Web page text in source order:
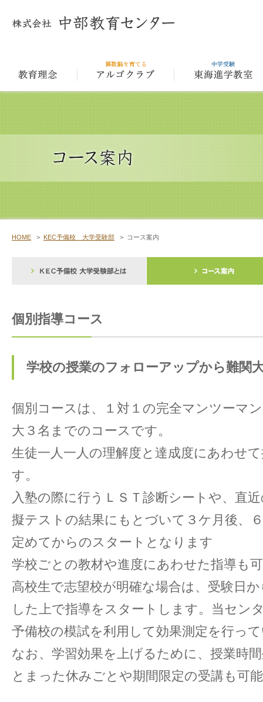
教育理念 アルゴク
HOME > KEC予備校 大学受験部 > コース案内
個別指導コース
学校の授業のフォローアップから難関
個別コースは、１対１の完全マンツーマ
大３名までのコースです。
生徒一人一人の理解度と達成度にあわせ
す。
入塾の際に行うＬＳＴ診断シートや、直
擬テストの結果にもとづいて３ケ月後、
定めてからのスタートとなります
学校ごとの教材や進度にあわせた指導も
高校生で志望校が明確な場合は、受験日
した上で指導をスタートします。当セン
予備校の模試を利用して効果測定を行っ
なお、学習効果を上げるために、授業時
とまった休みごとや期間限定の受講も可